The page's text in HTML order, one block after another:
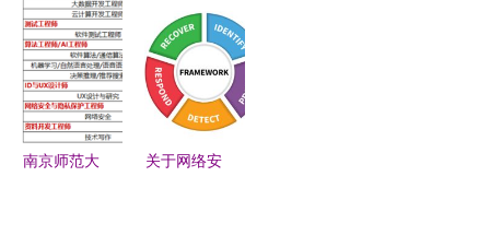
字时代的防
护墙
开发中的虚
实相生之道
南京师范大
关于网络安